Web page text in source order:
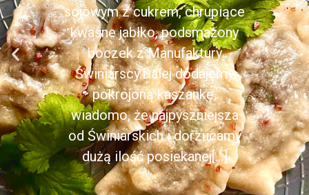
sojowym z cukrem, chrupiące
kwaśne jabłko, podsmażony
boczek z Manufaktury
Świniarscy.Dalej dodajemy
pokrojoną kaszankę,
wiadomo, że najpyszniejsza
od Świniarskich i dorzucamy
dużą ilość posiekanej[...]